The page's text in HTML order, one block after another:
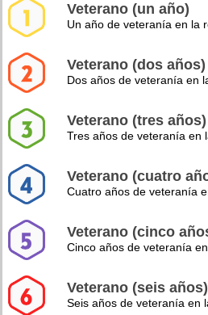
Veterano (un año)
Un año de veteranía en la
Veterano (dos años)
Dos años de veteranía en
Veterano (tres años)
Tres años de veteranía en
Veterano (cuatro
Cuatro años de veteranía
Veterano (cinco
Cinco años de veteranía
Veterano (seis años)
Seis años de veteranía en